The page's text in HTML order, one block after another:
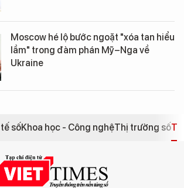
Moscow hé lộ bước ngoặt "xóa tan hiểu
lầm" trong đàm phán Mỹ–Nga về
Ukraine
sốKhoa học - Công nghệThị trường số